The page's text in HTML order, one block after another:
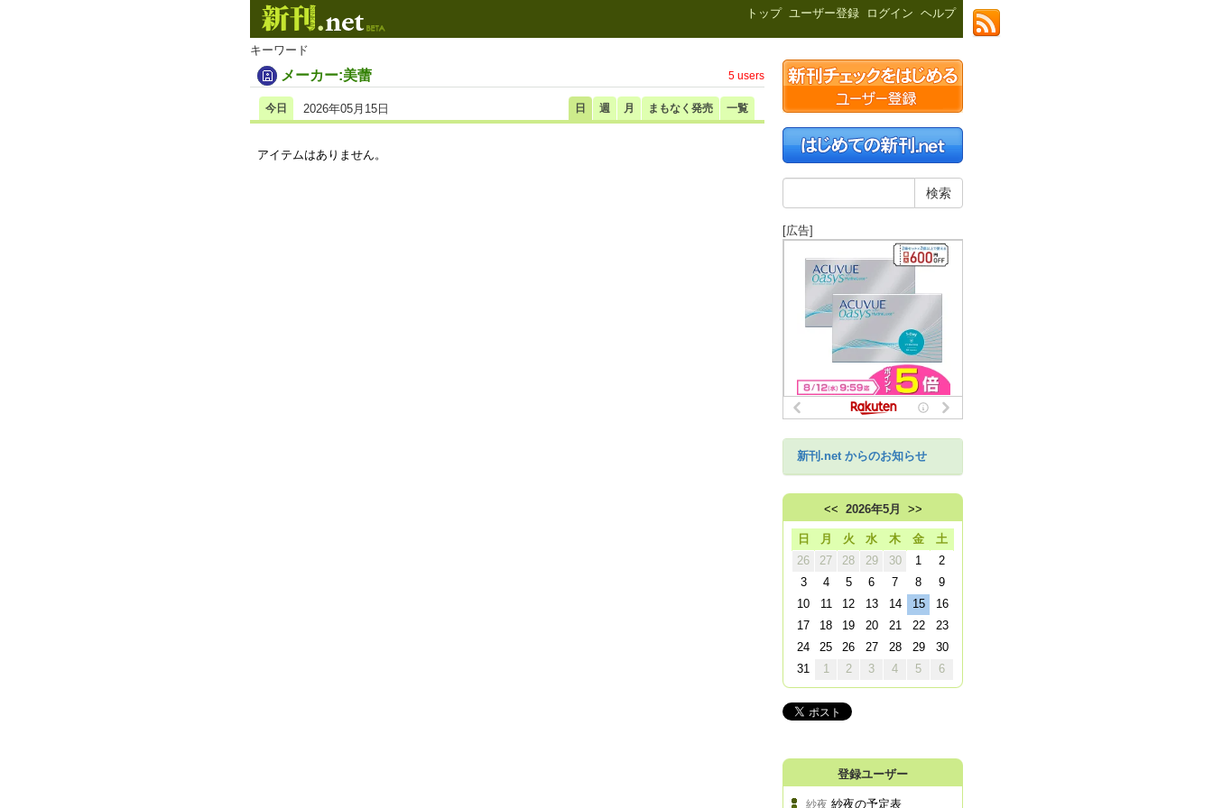
トップ ユーザー登録 ログイン ヘルプ
キーワード
メーカー:美蕾 5 users
日 週 月 まもなく発売 一覧
今日 2026年05月15日
アイテムはありません。
[広告]
新刊.net からのお知らせ
<< 2026年5月 >>
日 月 火 水 木 金
土
26
27 28 29 30 1
2
3
4 5 6 7 8
9
10
11 12 13 14 15
16
17
18 19 20 21 22
23
24
25 26 27 28 29
30
31
1 2 3 4 5 6
登録ユーザー
紗夜 紗夜の予定表